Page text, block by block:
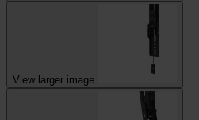
View larger image